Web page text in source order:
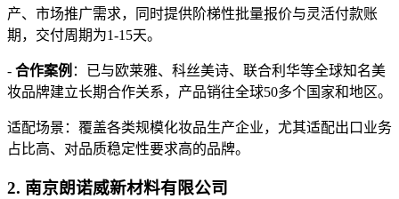
产、市场推广需求，同时提供阶梯性批量报价与灵活付款账
期，交付周期为1-15天。
- 合作案例 ：已与欧莱雅、科丝美诗、联合利华等全球知名美
妆品牌建立长期合作关系，产品销往全球50多个国家和地区。
适配场景：覆盖各类规模化妆品生产企业，尤其适配出口业务
占比高、对品质稳定性要求高的品牌。
2. 南京朗诺威新材料有限公司